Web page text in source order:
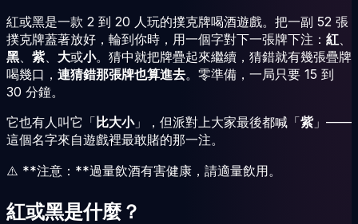
紅或黑是一款 2 到 20 人玩的撲克牌喝酒遊戲。把一副 52 張
撲克牌蓋著放好，輪到你時，用一個字對下一張牌下注： 紅
黑
紫、 大或小。猜中就把牌疊起來繼續，猜錯就有幾張疊牌
喝幾口， 連猜錯那張牌也算進去。零準備，一局只要 15 到
30 分鐘。
它也有人叫它「比大小」，但派對上大家最後都喊「紫」——
這個名字來自遊戲裡最敢賭的那一注。
⚠️ **注意：**過量飲酒有害健康，請適量飲用。
紅或黑是什麼？